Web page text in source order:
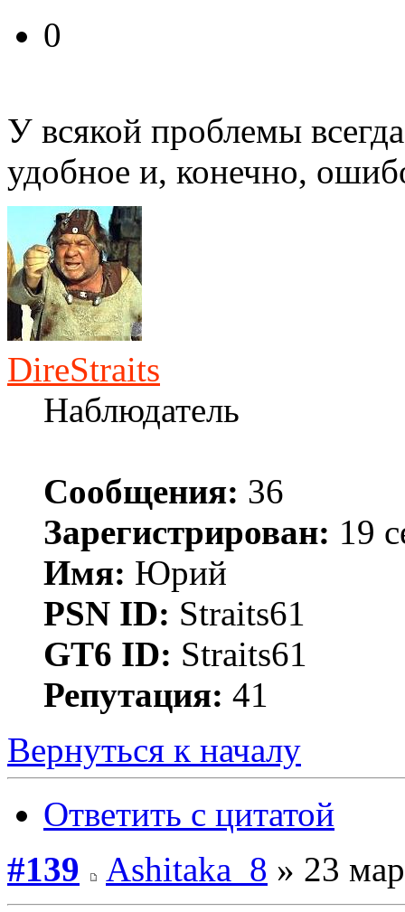
0
У всякой проблемы
удобное и, конечно,
DireStraits
Наблюдатель
Сообщения: 36
Зарегистрирован: 19
Имя: Юрий
PSN ID: Straits61
GT6 ID: Straits61
Репутация: 41
Вернуться к началу
Ответить с цитатой
#139
Ashitaka_8 » 23